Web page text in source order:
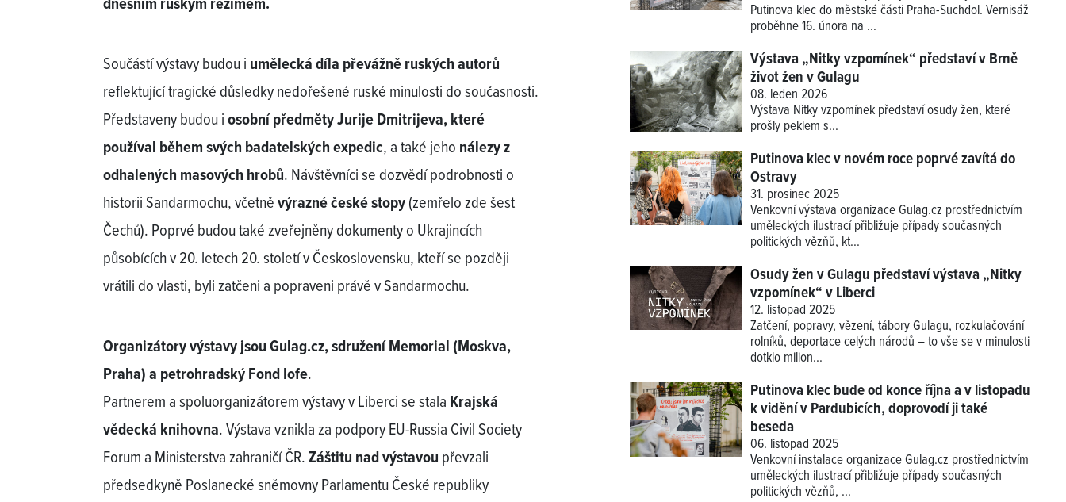
dnešním ruským režimem.
Součástí výstavy budou i umělecká díla převážně ruských autorů
reflektující tragické důsledky nedořešené ruské minulosti do současnosti.
Představeny budou iosobní předměty Jurije Dmitrijeva, které
používal během svých badatelských expedic, a také jeho nálezy z
odhalených masových hrobů. Návštěvníci se dozvědí podrobnosti o
historii Sandarmochu, včetněvýrazné české stopy(zemřelo zde šest
Čechů). Poprvé budou také zveřejněny dokumenty o Ukrajincích
působících v 20. letech 20. století v Československu, kteří se později
vrátili do vlasti, byli zatčeni a popraveni právě v Sandarmochu.
Organizátory výstavy jsou Gulag.cz, sdružení Memorial (Moskva,
Praha) a petrohradský Fond Iofe.
Partnerem a spoluorganizátorem výstavy v Liberci se stala Krajská
vědecká knihovna. Výstava vznikla za podpory EU-Russia Civil Society
Forum a Ministerstva zahraničí ČR.Záštitu nad výstavou převzali
předsedkyně Poslanecké sněmovny Parlamentu České republiky
Putinova klec do městské části Praha-Suchdol. Vernisáž
proběhne 16. února na ...
Výstava „Nitky vzpomínek“ představí v Brně
život žen v Gulagu
08. leden 2026
Výstava Nitky vzpomínekpředstaví osudy žen, které
prošly peklem s...
Putinova klec v novém roce poprvé zavítá do
Ostravy
31. prosinec 2025
Venkovní výstava organizace Gulag.cz prostřednictvím
uměleckých ilustrací přibližuje případy současných
politických vězňů, kt...
Osudy žen v Gulagu představí výstava „Nitky
vzpomínek“ v Liberci
12. listopad 2025
Zatčení, popravy, vězení, tábory Gulagu, rozkulačování
rolníků, deportace celých národů – to vše se v minulosti
dotklo milion...
Putinova klec bude od konce října a v listopadu
k vidění v Pardubicích, doprovodí ji také
beseda
06. listopad 2025
Venkovní instalace organizace Gulag.cz prostřednictvím
uměleckých ilustrací přibližuje případy současných
politických vězňů, ...